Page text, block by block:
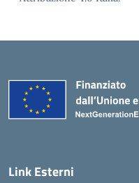
Link Esterni